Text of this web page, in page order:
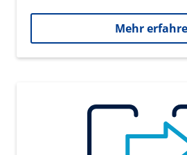
Mehr